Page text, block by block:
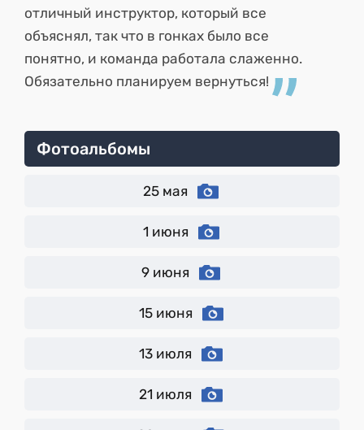
отличный инструктор, который все
объяснял, так что в гонках было все
понятно, и команда работала слаженно.
Обязательно планируем вернуться!
Фотоальбомы
25 мая
1 июня
9 июня
15 июня
13 июля
21 июля